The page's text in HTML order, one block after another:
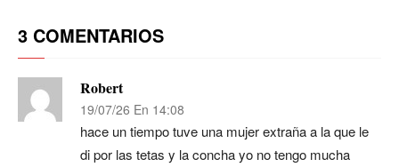
3 COMENTARIOS
Robert
19/07/26 En 14:08
hace un tiempo tuve una mujer extraña a la que le
di por las tetas y la concha yo no tengo mucha